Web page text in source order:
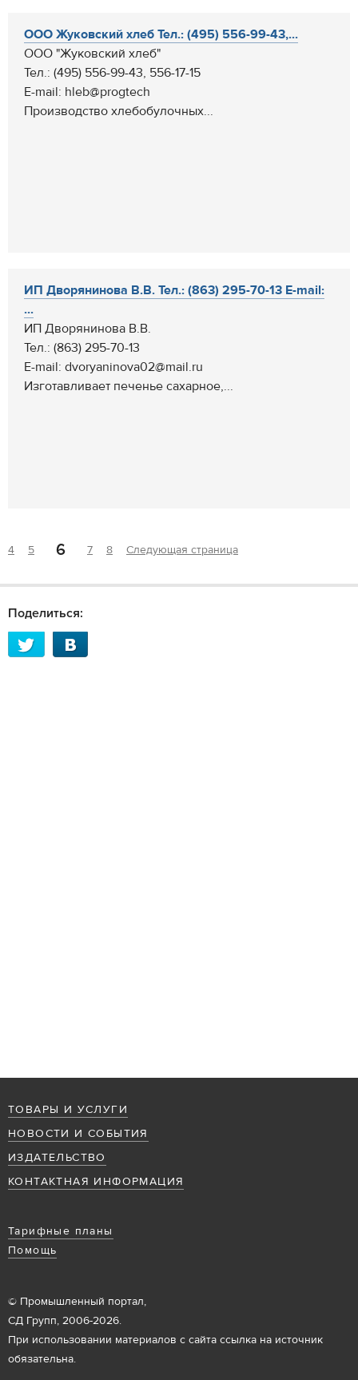
ООО Жуковский хлеб Тел.: (495) 556-99-43,...
ООО "Жуковский хлеб"
Тел.: (495) 556-99-43, 556-17-15
E-mail: hleb@progtech
Производство хлебобулочных...
ИП Дворянинова В.В. Тел.: (863) 295-70-13 E-mail:
...
ИП Дворянинова В.В.
Тел.: (863) 295-70-13
E-mail: dvoryaninova02@mail.ru
Изготавливает печенье сахарное,...
4 5 6 7 8 Следующая страница
Поделиться:
ТОВАРЫ И УСЛУГИ
НОВОСТИ И СОБЫТИЯ
ИЗДАТЕЛЬСТВО
КОНТАКТНАЯ ИНФОРМАЦИЯ
Тарифные планы
Помощь
© Промышленный портал,
СД Групп, 2006-2026.
При использовании материалов с сайта ссылка на источник
обязательна.